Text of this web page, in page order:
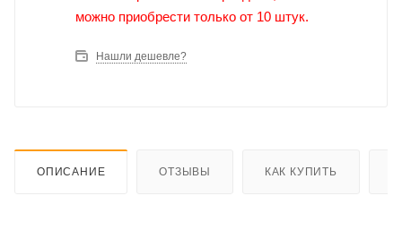
можно приобрести только от 10 штук.
Нашли дешевле?
ОПИСАНИЕ ОТЗЫВЫ КАК КУПИТЬ